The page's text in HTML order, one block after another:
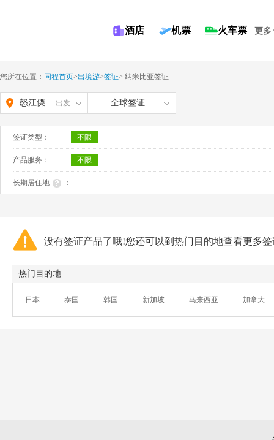
酒店 机票 火车票 更多
您所在位置： 同程首页>出境游>签证> 纳米比亚签证
怒江傈 出发 全球签证
签证类型： 不限
产品服务： 不限
长期居住地 ：
没有签证产品了哦!您还可以到热门目的地查看更多
热门目的地
日本 泰国 韩国 新加坡 马来西亚 加拿大